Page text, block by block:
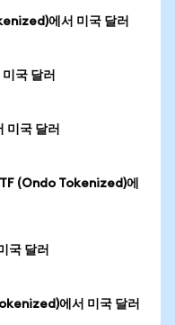
에서 미국 달러
국 달러
국 달러
(Ondo Tokenized)에
국 달러
에서 미국 달러